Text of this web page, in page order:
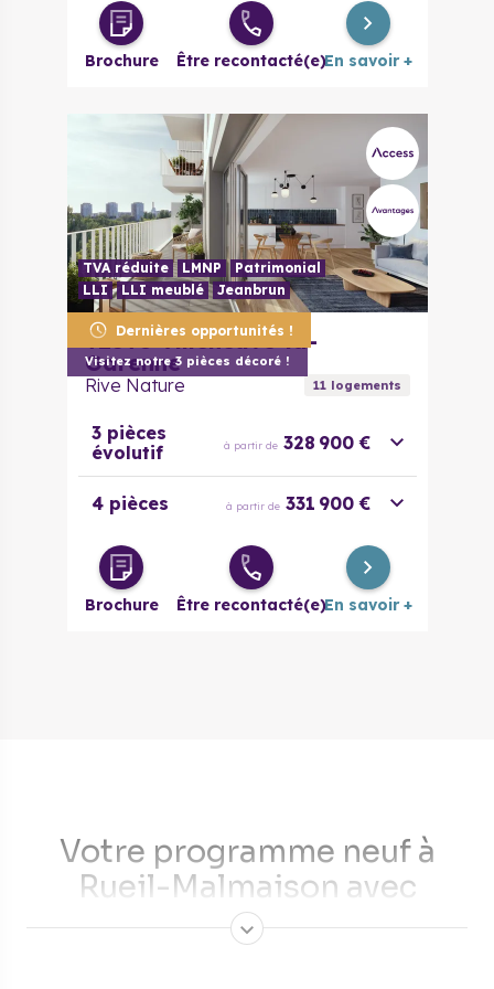
Brochure Être recontacté(e)En savoir +
Dernières opportunités !
Visitez notre 3 pièces décoré !
TVA réduite LMNP
Patrimonial
LLI
LLI meublé Jeanbrun
92390 Villeneuve-la-
Garenne
Rive Nature 11logements
3 pièces
évolutif
à partir de 328 900 €
4 pièces à partir de 331 900 €
Brochure Être recontacté(e)En savoir +
Votre programme neuf à
Rueil-Malmaison avec
Cogedim